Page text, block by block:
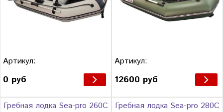
Артикул:
0 руб
Артикул:
12600 руб
Гребная лодка Sea-pro 260С Гребная лодка Sea-pro 280С